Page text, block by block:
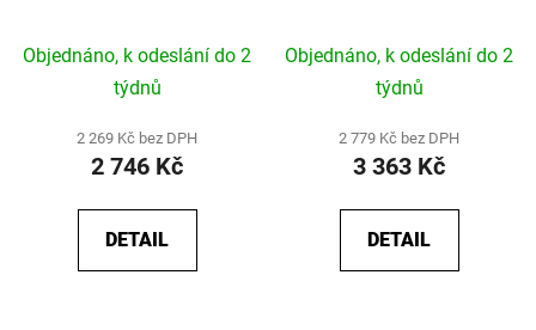
Objednáno, k odeslání do 2
týdnů
2 269 Kč bez DPH
2 746 Kč
DETAIL
skenery
Objednáno, k odeslání do 2
týdnů
2 779 Kč bez DPH
3 363 Kč
DETAIL